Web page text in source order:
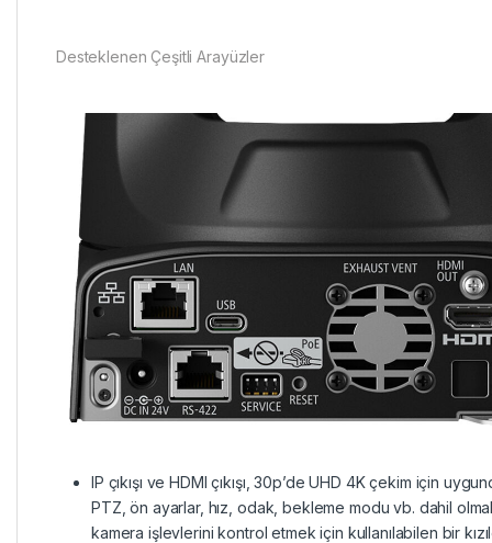
Desteklenen Çeşitli Arayüzler
IP çıkışı ve HDMI çıkışı, 30p’de UHD 4K çekim için
PTZ, ön ayarlar, hız, odak, bekleme modu vb. dahil
kamera işlevlerini kontrol etmek için kullanılabilen bir